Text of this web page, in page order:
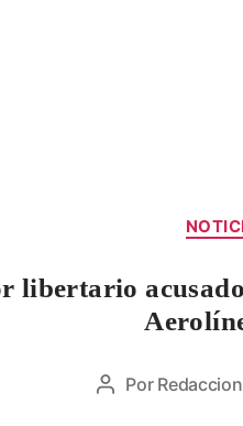
libertario
Autor
Por Redaccion